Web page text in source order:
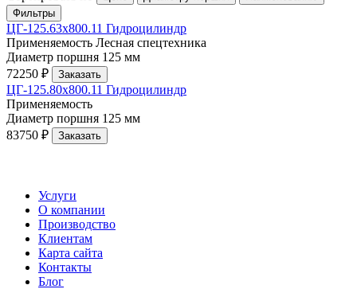
Фильтры
ЦГ-125.63х800.11 Гидроцилиндр
Применяемость Лесная спецтехника
Диаметр поршня 125 мм
72250 ₽
Заказать
ЦГ-125.80х800.11 Гидроцилиндр
Применяемость
Диаметр поршня 125 мм
83750 ₽
Заказать
Услуги
О компании
Производство
Клиентам
Карта сайта
Контакты
Блог